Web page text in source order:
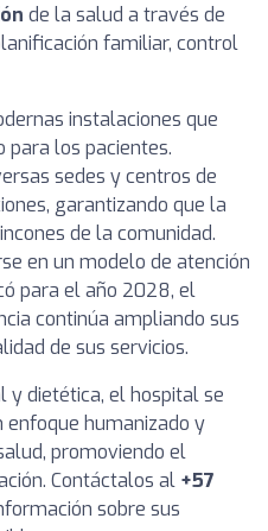
de la salud a través de
familiar, control
instalaciones que
para los pacientes.
sedes y centros de
garantizando que la
de la comunidad.
en un modelo de atención
para el año 2028, el
continúa ampliando sus
de sus servicios.
y dietética, el hospital se
enfoque humanizado y
promoviendo el
Contáctalos al +57
sobre sus